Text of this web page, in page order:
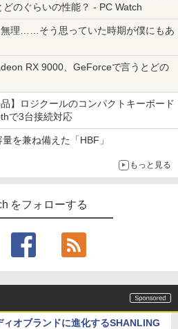
のぐらいの性能？ - PC Watch
無理……そう思っていた時期が僕にもあ
RX 9000、GeForceで言うとどの
】ロジクールのコンパクトキーボード
で3台接続対応
を兼ね備えた「HBF」
もっと見る
をフォローする
ィオブランドに進化するSHANLING